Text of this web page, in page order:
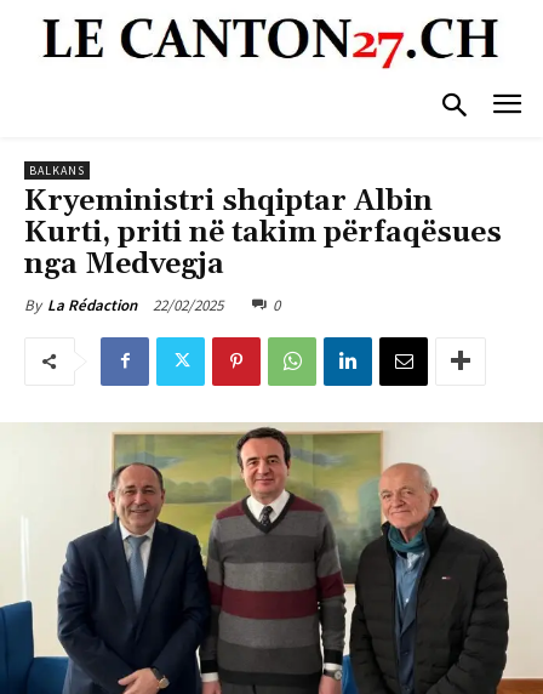
BALKANS
Kryeministri shqiptar Albin
Kurti, priti në takim përfaqësues
nga Medvegja
By La Rédaction 22/02/2025 0